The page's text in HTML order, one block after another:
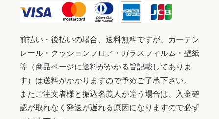
前払い・後払いの場合、送料無料ですが、カーテン
レール・クッションフロア・ガラスフィルム・壁紙
等（商品ページに送料がかかる旨記載してありま
す）は送料がかかりますので予めご了承下さい。
またご注文者様と振込名義人が違う場合は、入金確
認が取れなく発送が遅れる原因になりますので必ず